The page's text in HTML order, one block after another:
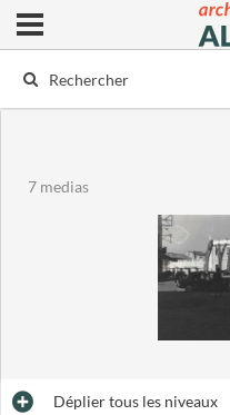
Archives
Ouvrir le menu déroulant
7 medias
Dépliertous les niveaux